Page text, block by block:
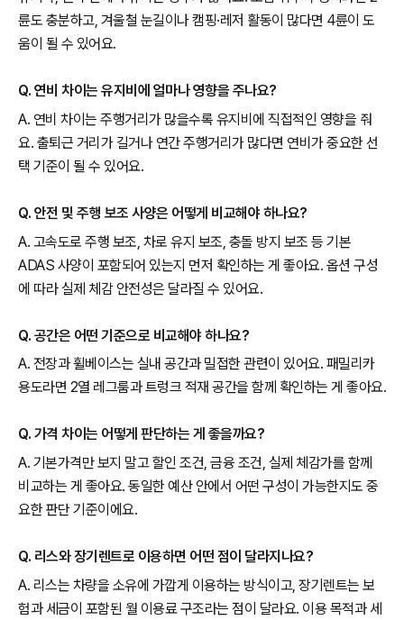
륜도 충분하고, 겨울철 눈길이나 캠핑·레저 활동이 많다면 4륜이 도
움이 될 수 있어요.
Q. 연비 차이는 유지비에 얼마나 영향을 주나요?
A. 연비 차이는 주행거리가 많을수록 유지비에 직접적인 영향을 줘
요. 출퇴근 거리가 길거나 연간 주행거리가 많다면 연비가 중요한 선
택 기준이 될 수 있어요.
Q. 안전 및 주행 보조 사양은 어떻게 비교해야 하나요?
A. 고속도로 주행 보조, 차로 유지 보조, 충돌 방지 보조 등 기본
ADAS 사양이 포함되어 있는지 먼저 확인하는 게 좋아요. 옵션 구성
에 따라 실제 체감 안전성은 달라질 수 있어요.
Q. 공간은 어떤 기준으로 비교해야 하나요?
A. 전장과 휠베이스는 실내 공간과 밀접한 관련이 있어요. 패밀리카
용도라면 2열 레그룸과 트렁크 적재 공간을 함께 확인하는 게 좋아요.
Q. 가격 차이는 어떻게 판단하는 게 좋을까요?
A. 기본가격만 보지 말고 할인 조건, 금융 조건, 실제 체감가를 함께
비교하는 게 좋아요. 동일한 예산 안에서 어떤 구성이 가능한지도 중
요한 판단 기준이에요.
Q. 리스와 장기렌트로 이용하면 어떤 점이 달라지나요?
A. 리스는 차량을 소유에 가깝게 이용하는 방식이고, 장기렌트는 보
험과 세금이 포함된 월 이용료 구조라는 점이 달라요. 이용 목적과 세